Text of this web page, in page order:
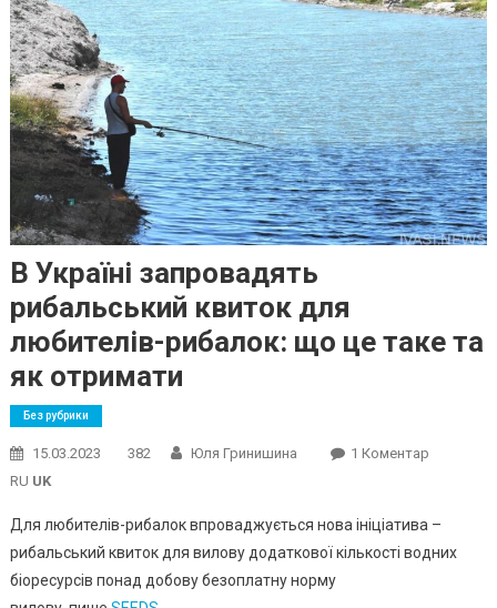
В Україні запровадять
рибальський квиток для
любителів-рибалок: що це таке та
як отримати
Без рубрики
15.03.2023 382 Юля Гринишина 1 КоментарДо
RU UK
Для любителів-рибалок впроваджується нова ініціатива –
рибальський квиток для вилову додаткової кількості водних
біоресурсів понад добову безоплатну норму